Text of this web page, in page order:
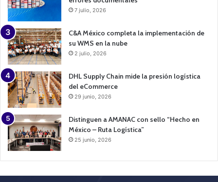
7 julio, 2026
C&A México completa la implementación de
su WMS en la nube
2 julio, 2026
DHL Supply Chain mide la presión logística
del eCommerce
29 junio, 2026
Distinguen a AMANAC con sello “Hecho en
México – Ruta Logística”
25 junio, 2026